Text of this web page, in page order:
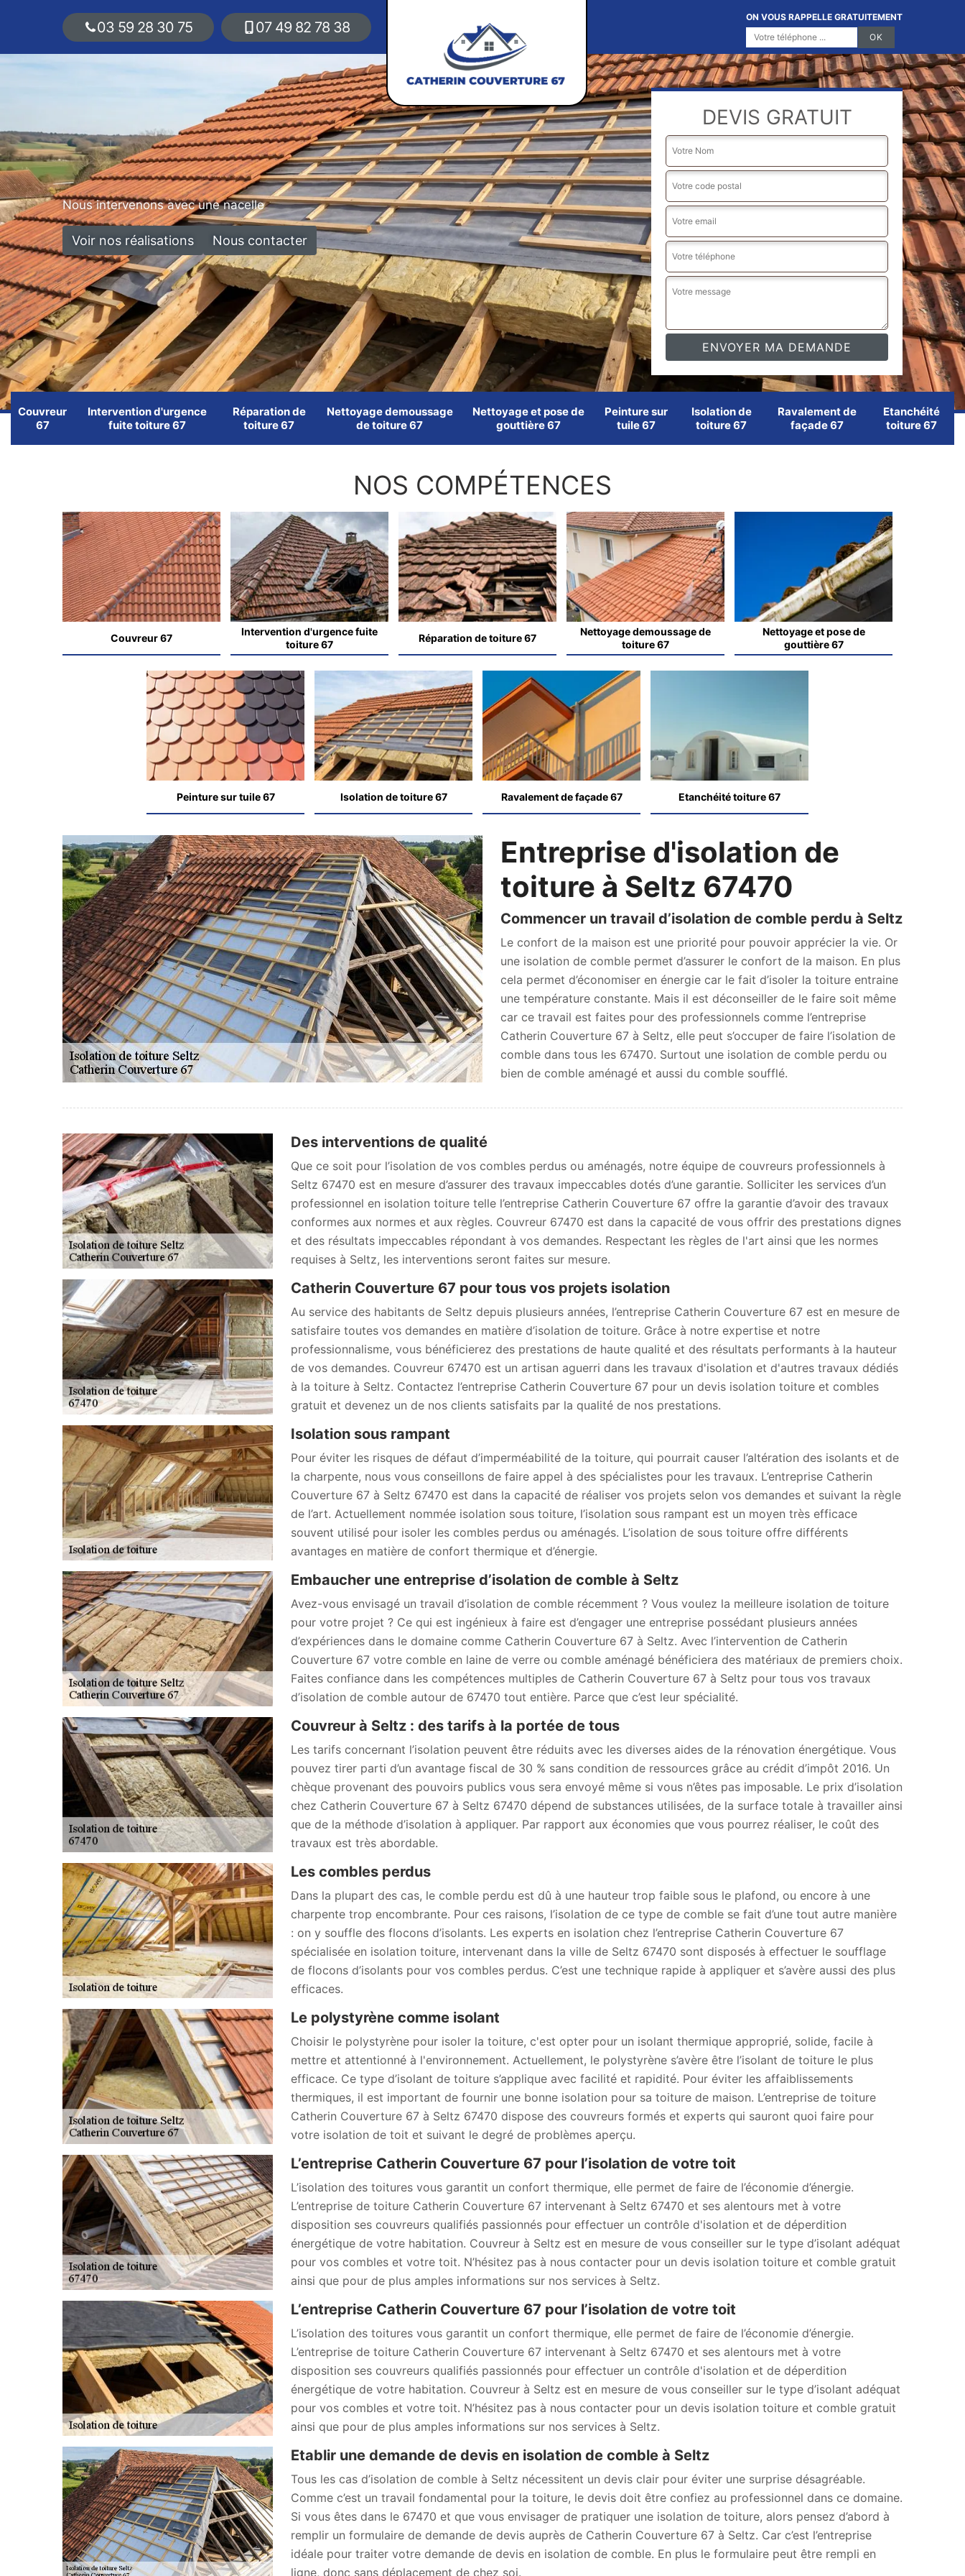
03 59 28 30 75 07 49 82 78 38
ON VOUS RAPPELLE GRATUITEMENT
Nous intervenons avec une nacelle
Voir nos réalisations Nous contacter
DEVIS GRATUIT
Couvreur
67
Intervention d'urgence
fuite toiture 67
Réparation de
toiture 67
Nettoyage demoussage
de toiture 67
Nettoyage et pose de
gouttière 67
Peinture sur
tuile 67
Isolation de
toiture 67
Ravalement de
façade 67
Etanchéité
toiture 67
NOS COMPÉTENCES
Couvreur 67
Intervention d'urgence fuite
toiture 67
Réparation de toiture 67
Nettoyage demoussage de
toiture 67
Nettoyage et pose de
gouttière 67
Peinture sur tuile 67 Isolation de toiture 67 Ravalement de façade 67 Etanchéité toiture 67
Entreprise d'isolation de
toiture à Seltz 67470
Commencer un travail d’isolation de comble perdu à Seltz
Le confort de la maison est une priorité pour pouvoir apprécier la vie. Or
une isolation de comble permet d’assurer le confort de la maison. En plus
cela permet d’économiser en énergie car le fait d’isoler la toiture entraine
une température constante. Mais il est déconseiller de le faire soit même
car ce travail est faites pour des professionnels comme l’entreprise
Catherin Couverture 67 à Seltz, elle peut s’occuper de faire l’isolation de
comble dans tous les 67470. Surtout une isolation de comble perdu ou
bien de comble aménagé et aussi du comble soufflé.
Des interventions de qualité
Que ce soit pour l’isolation de vos combles perdus ou aménagés, notre équipe de couvreurs professionnels à
Seltz 67470 est en mesure d’assurer des travaux impeccables dotés d’une garantie. Solliciter les services d’un
professionnel en isolation toiture telle l’entreprise Catherin Couverture 67 offre la garantie d’avoir des travaux
conformes aux normes et aux règles. Couvreur 67470 est dans la capacité de vous offrir des prestations dignes
et des résultats impeccables répondant à vos demandes. Respectant les règles de l'art ainsi que les normes
requises à Seltz, les interventions seront faites sur mesure.
Catherin Couverture 67 pour tous vos projets isolation
Au service des habitants de Seltz depuis plusieurs années, l’entreprise Catherin Couverture 67 est en mesure de
satisfaire toutes vos demandes en matière d’isolation de toiture. Grâce à notre expertise et notre
professionnalisme, vous bénéficierez des prestations de haute qualité et des résultats performants à la hauteur
de vos demandes. Couvreur 67470 est un artisan aguerri dans les travaux d'isolation et d'autres travaux dédiés
à la toiture à Seltz. Contactez l’entreprise Catherin Couverture 67 pour un devis isolation toiture et combles
gratuit et devenez un de nos clients satisfaits par la qualité de nos prestations.
Isolation sous rampant
Pour éviter les risques de défaut d’imperméabilité de la toiture, qui pourrait causer l’altération des isolants et de
la charpente, nous vous conseillons de faire appel à des spécialistes pour les travaux. L’entreprise Catherin
Couverture 67 à Seltz 67470 est dans la capacité de réaliser vos projets selon vos demandes et suivant la règle
de l’art. Actuellement nommée isolation sous toiture, l’isolation sous rampant est un moyen très efficace
souvent utilisé pour isoler les combles perdus ou aménagés. L’isolation de sous toiture offre différents
avantages en matière de confort thermique et d’énergie.
Embaucher une entreprise d’isolation de comble à Seltz
Avez-vous envisagé un travail d’isolation de comble récemment ? Vous voulez la meilleure isolation de toiture
pour votre projet ? Ce qui est ingénieux à faire est d’engager une entreprise possédant plusieurs années
d’expériences dans le domaine comme Catherin Couverture 67 à Seltz. Avec l’intervention de Catherin
Couverture 67 votre comble en laine de verre ou comble aménagé bénéficiera des matériaux de premiers choix.
Faites confiance dans les compétences multiples de Catherin Couverture 67 à Seltz pour tous vos travaux
d’isolation de comble autour de 67470 tout entière. Parce que c’est leur spécialité.
Couvreur à Seltz : des tarifs à la portée de tous
Les tarifs concernant l’isolation peuvent être réduits avec les diverses aides de la rénovation énergétique. Vous
pouvez tirer parti d’un avantage fiscal de 30 % sans condition de ressources grâce au crédit d’impôt 2016. Un
chèque provenant des pouvoirs publics vous sera envoyé même si vous n’êtes pas imposable. Le prix d’isolation
chez Catherin Couverture 67 à Seltz 67470 dépend de substances utilisées, de la surface totale à travailler ainsi
que de la méthode d’isolation à appliquer. Par rapport aux économies que vous pourrez réaliser, le coût des
travaux est très abordable.
Les combles perdus
Dans la plupart des cas, le comble perdu est dû à une hauteur trop faible sous le plafond, ou encore à une
charpente trop encombrante. Pour ces raisons, l’isolation de ce type de comble se fait d’une tout autre manière
: on y souffle des flocons d’isolants. Les experts en isolation chez l’entreprise Catherin Couverture 67
spécialisée en isolation toiture, intervenant dans la ville de Seltz 67470 sont disposés à effectuer le soufflage
de flocons d’isolants pour vos combles perdus. C’est une technique rapide à appliquer et s’avère aussi des plus
efficaces.
Le polystyrène comme isolant
Choisir le polystyrène pour isoler la toiture, c'est opter pour un isolant thermique approprié, solide, facile à
mettre et attentionné à l'environnement. Actuellement, le polystyrène s’avère être l’isolant de toiture le plus
efficace. Ce type d’isolant de toiture s’applique avec facilité et rapidité. Pour éviter les affaiblissements
thermiques, il est important de fournir une bonne isolation pour sa toiture de maison. L’entreprise de toiture
Catherin Couverture 67 à Seltz 67470 dispose des couvreurs formés et experts qui sauront quoi faire pour
votre isolation de toit et suivant le degré de problèmes aperçu.
L’entreprise Catherin Couverture 67 pour l’isolation de votre toit
L’isolation des toitures vous garantit un confort thermique, elle permet de faire de l’économie d’énergie.
L’entreprise de toiture Catherin Couverture 67 intervenant à Seltz 67470 et ses alentours met à votre
disposition ses couvreurs qualifiés passionnés pour effectuer un contrôle d'isolation et de déperdition
énergétique de votre habitation. Couvreur à Seltz est en mesure de vous conseiller sur le type d’isolant adéquat
pour vos combles et votre toit. N’hésitez pas à nous contacter pour un devis isolation toiture et comble gratuit
ainsi que pour de plus amples informations sur nos services à Seltz.
L’entreprise Catherin Couverture 67 pour l’isolation de votre toit
L’isolation des toitures vous garantit un confort thermique, elle permet de faire de l’économie d’énergie.
L’entreprise de toiture Catherin Couverture 67 intervenant à Seltz 67470 et ses alentours met à votre
disposition ses couvreurs qualifiés passionnés pour effectuer un contrôle d'isolation et de déperdition
énergétique de votre habitation. Couvreur à Seltz est en mesure de vous conseiller sur le type d’isolant adéquat
pour vos combles et votre toit. N’hésitez pas à nous contacter pour un devis isolation toiture et comble gratuit
ainsi que pour de plus amples informations sur nos services à Seltz.
Etablir une demande de devis en isolation de comble à Seltz
Tous les cas d’isolation de comble à Seltz nécessitent un devis clair pour éviter une surprise désagréable.
Comme c’est un travail fondamental pour la toiture, le devis doit être confiez au professionnel dans ce domaine.
Si vous êtes dans le 67470 et que vous envisager de pratiquer une isolation de toiture, alors pensez d’abord à
remplir un formulaire de demande de devis auprès de Catherin Couverture 67 à Seltz. Car c’est l’entreprise
idéale pour traiter votre demande de devis en isolation de comble. En plus le formulaire peut être rempli en
ligne, donc sans déplacement de chez soi.